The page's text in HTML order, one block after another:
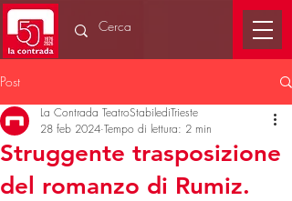
Post
Struggente trasposizione
del romanzo di Rumiz.
La Contrada TeatroStabilediTrieste
28 feb 2024 Tempo di lettura: 2 min